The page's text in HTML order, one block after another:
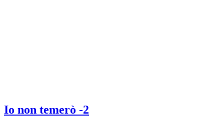
Io non temerò -2